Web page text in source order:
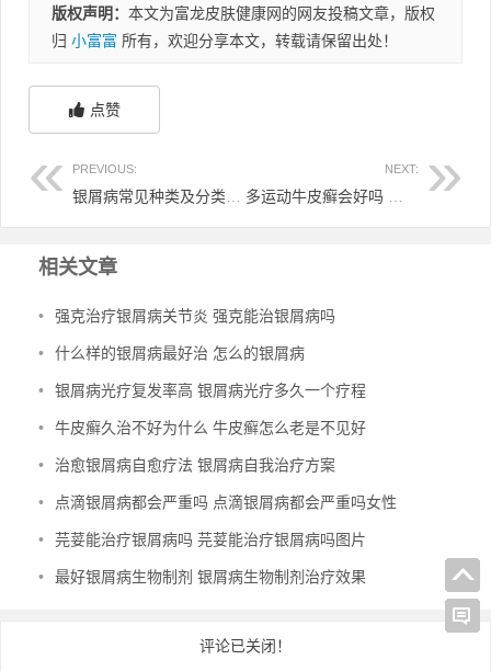
版权声明： 本文为富龙皮肤健康网的网友投稿文章，版权
归 小富富 所有，欢迎分享本文，转载请保留出处！
点赞
PREVIOUS: NEXT:
相关文章
• 强克治疗银屑病关节炎 强克能治银屑病吗
• 什么样的银屑病最好治 怎么的银屑病
• 银屑病光疗复发率高 银屑病光疗多久一个疗程
• 牛皮癣久治不好为什么 牛皮癣怎么老是不见好
• 治愈银屑病自愈疗法 银屑病自我治疗方案
• 点滴银屑病都会严重吗 点滴银屑病都会严重吗女性
• 芫荽能治疗银屑病吗 芫荽能治疗银屑病吗图片
• 最好银屑病生物制剂 银屑病生物制剂治疗效果
评论已关闭！